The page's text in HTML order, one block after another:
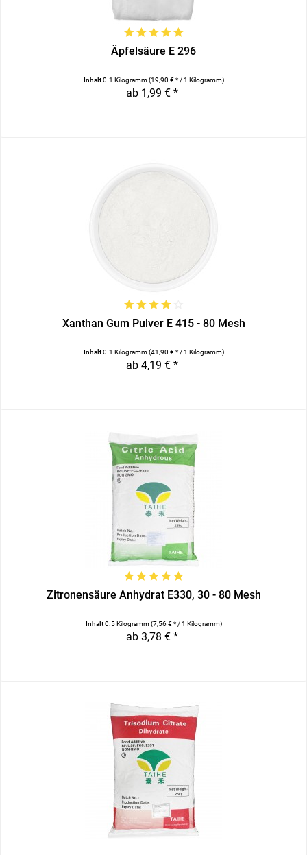
Äpfelsäure E 296
Inhalt0.1 Kilogramm(19,90 € * / 1 Kilogramm)
ab 1,99 € *
Xanthan Gum Pulver E 415 - 80 Mesh
Inhalt0.1 Kilogramm(41,90 € * / 1 Kilogramm)
ab 4,19 € *
Zitronensäure Anhydrat E330, 30 - 80 Mesh
Inhalt0.5 Kilogramm(7,56 € * / 1 Kilogramm)
ab 3,78 € *